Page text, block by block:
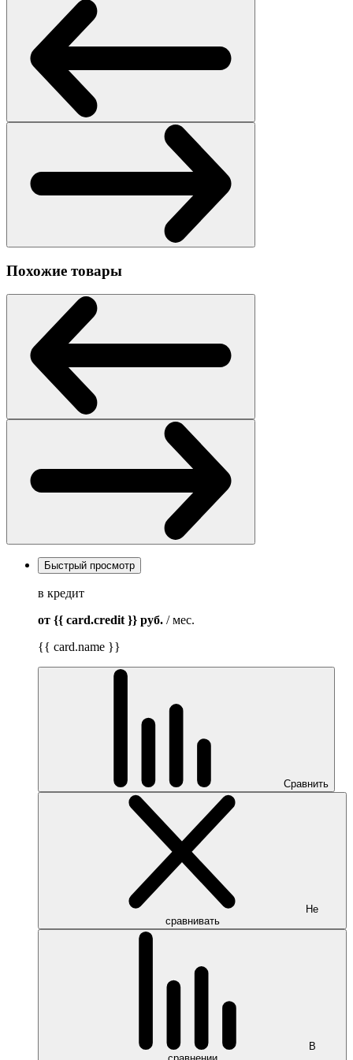
Похожие товары
Быстрый просмотр
в кредит
от {{ card.credit }} руб. / мес.
{{ card.name }}
Сравнить
Не
сравнивать
В